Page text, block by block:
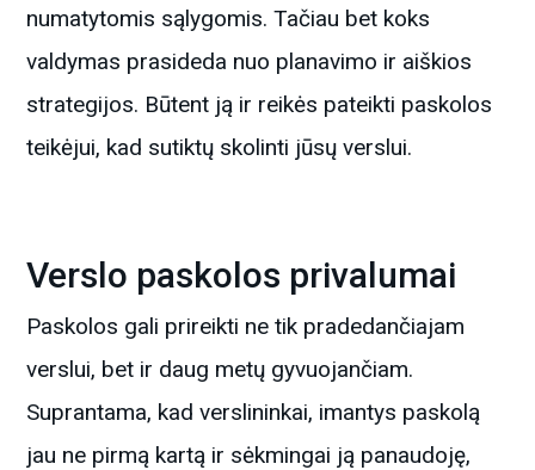
numatytomis sąlygomis. Tačiau bet koks
valdymas prasideda nuo planavimo ir aiškios
strategijos. Būtent ją ir reikės pateikti paskolos
teikėjui, kad sutiktų skolinti jūsų verslui.
Verslo paskolos privalumai
Paskolos gali prireikti ne tik pradedančiajam
verslui, bet ir daug metų gyvuojančiam.
Suprantama, kad verslininkai, imantys paskolą
jau ne pirmą kartą ir sėkmingai ją panaudoję,